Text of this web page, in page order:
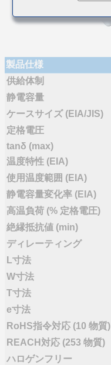
製品仕様
供給体制
静電容量
ケースサイズ (EIA/JIS)
定格電圧
tanδ (max)
温度特性 (EIA)
使用温度範囲 (EIA)
静電容量変化率 (EIA)
高温負荷 (% 定格電圧)
絶縁抵抗値 (min)
ディレーティング
L寸法
W寸法
T寸法
e寸法
RoHS指令対応 (10 物質)
REACH対応 (253 物質)
ハロゲンフリー